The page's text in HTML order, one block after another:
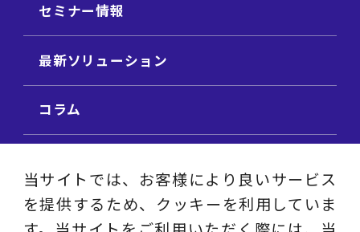
セミナー情報
最新ソリューション
コラム
ビジネステーマ解説集
当サイトでは、お客様により良いサービス
を提供するため、クッキーを利用していま